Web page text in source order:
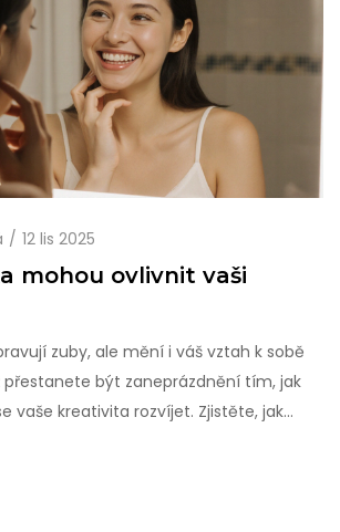
12 lis 2025
mohou ovlivnit vaši
zuby, ale mění i váš vztah k sobě
přestanete být zaneprázdnění tím, jak
vaše kreativita rozvíjet. Zjistěte, jak
vaše myšlenky a nápady.